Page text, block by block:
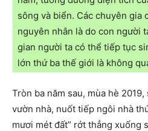
sông và biển. Các chuyên gia
nguyên nhân là do con người
gian người ta có thể tiếp tục
lớn thứ ba thế giới là không
Tròn ba năm sau, mùa hè
vườn nhà, nuốt tiếp ngôi nhà
mươi mét đất” rớt thẳng xuống